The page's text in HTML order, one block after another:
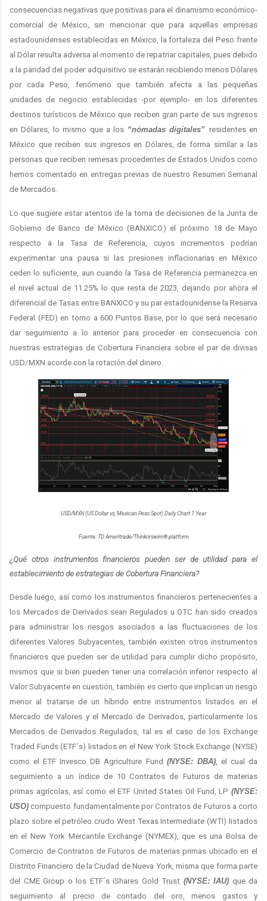
consecuencias negativas que positivas para el dinamismo económico-
comercial de México, sin mencionar que para aquellas empresas
estadounidenses establecidas en México, la fortaleza del Peso frente
al Dólar resulta adversa al momento de repatriar capitales, pues debido
a la paridad del poder adquisitivo se estarán recibiendo menos Dólares
por cada Peso, fenómeno que también afecta a las pequeñas
unidades de negocio establecidas -por ejemplo- en los diferentes
destinos turísticos de México que reciben gran parte de sus ingresos
en Dólares, lo mismo que a los “nómadas digitales” residentes en
México que reciben sus ingresos en Dólares, de forma similar a las
personas que reciben remesas procedentes de Estados Unidos como
hemos comentado en entregas previas de nuestro Resumen Semanal
de Mercados.
Lo que sugiere estar atentos de la toma de decisiones de la Junta de
Gobierno de Banco de México (BANXICO) el próximo 18 de Mayo
respecto a la Tasa de Referencia, cuyos incrementos podrían
experimentar una pausa si las presiones inflacionarias en México
ceden lo suficiente, aun cuando la Tasa de Referencia permanezca en
el nivel actual de 11.25% lo que resta de 2023, dejando por ahora el
diferencial de Tasas entre BANXICO y su par estadounidense la Reserva
Federal (FED) en torno a 600 Puntos Base, por lo que será necesario
dar seguimiento a lo anterior para proceder en consecuencia con
nuestras estrategias de Cobertura Financiera sobre el par de divisas
USD/MXN acorde con la rotación del dinero.
USD/MXN (US Dollar vs; Mexican Peso Spot) Daily Chart 1 Year
Fuente: TD Ameritrade/Thinkorswim® platform
¿Qué otros instrumentos financieros pueden ser de utilidad para el
establecimiento de estrategias de Cobertura Financiera?
Desde luego, así como los instrumentos financieros pertenecientes a
los Mercados de Derivados sean Regulados u OTC han sido creados
para administrar los riesgos asociados a las fluctuaciones de los
diferentes Valores Subyacentes, también existen otros instrumentos
financieros que pueden ser de utilidad para cumplir dicho propósito,
mismos que si bien pueden tener una correlación inferior respecto al
Valor Subyacente en cuestión, también es cierto que implican un riesgo
menor al tratarse de un híbrido entre instrumentos listados en el
Mercado de Valores y el Mercado de Derivados, particularmente los
Mercados de Derivados Regulados, tal es el caso de los Exchange
Traded Funds (ETF´s) listados en el New York Stock Exchange (NYSE)
como el ETF Invesco DB Agriculture Fund (NYSE: DBA), el cual da
seguimiento a un índice de 10 Contratos de Futuros de materias
primas agrícolas, así como el ETF United States Oil Fund, LP (NYSE:
USO) compuesto fundamentalmente por Contratos de Futuros a corto
plazo sobre el petróleo crudo West Texas Intermediate (WTI) listados
en el New York Mercantile Exchange (NYMEX), que es una Bolsa de
Comercio de Contratos de Futuros de materias primas ubicado en el
Distrito Financiero de la Ciudad de Nueva York, misma que forma parte
del CME Group o los ETF´s iShares Gold Trust (NYSE: IAU) que da
seguimiento al precio de contado del oro, menos gastos y